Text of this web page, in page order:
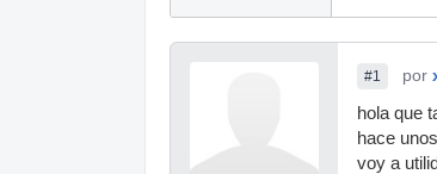
#1 por
hola que
hace
voy a